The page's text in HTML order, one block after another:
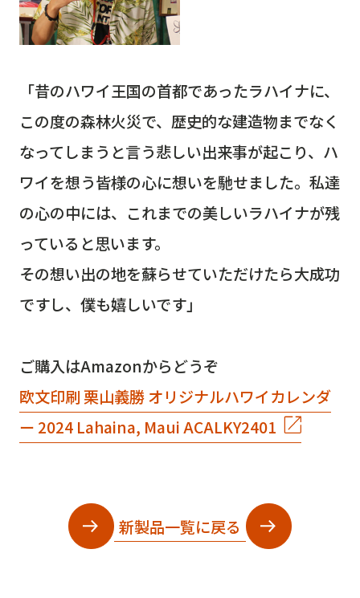
「昔のハワイ王国の首都であったラハイナに、
この度の森林火災で、歴史的な建造物までなく
なってしまうと言う悲しい出来事が起こり、ハ
ワイを想う皆様の心に想いを馳せました。私達
の心の中には、これまでの美しいラハイナが残
っていると思います。
その想い出の地を蘇らせていただけたら大成功
ですし、僕も嬉しいです」
ご購入はAmazonからどうぞ
欧文印刷 栗山義勝 オリジナルハワイカレンダ
ー 2024 Lahaina, Maui ACALKY2401
新製品一覧に戻る